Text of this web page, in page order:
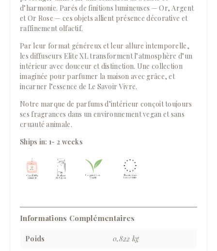
d’harmonie. Parés de finitions lumineuses — Or, Argent
et Or Rose — ces objets allient présence décorative et
raffinement olfactif.
Par leur format généreux et leur allure intemporelle,
les diffuseurs Elite XL transforment l’atmosphère d’un
intérieur avec douceur et distinction. Une collection
imaginée pour parfumer la maison avec grâce, et
incarner l’essence de Le Savoir Vivre.
Notre marque de parfums d’intérieur conçoit toujours
ses fragrances dans un environnement vegan et sans
cruauté animale.
Ships in: 1- 2 weeks
Informations Complémentaires
Poids 0,822 kg